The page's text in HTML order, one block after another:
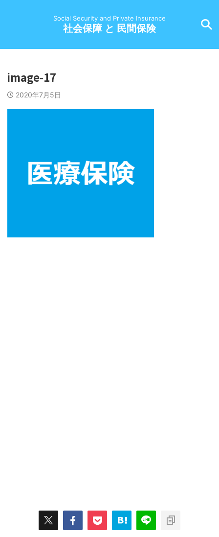
Social Security and Private Insurance
社会保障 と 民間保険
image-17
2020年7月5日